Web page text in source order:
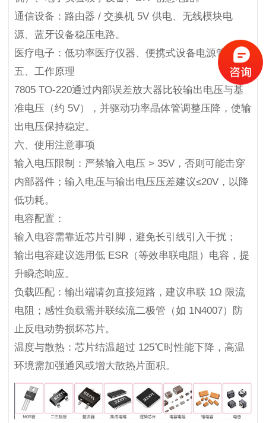
通信设备：路由器 / 交换机 5V 供电、无线模块电
源、蓝牙设备稳压电路。
医疗电子：低功率医疗仪器、便携式设备电源管理。
五、工作原理
7805 TO-220通过内部误差放大器比较输出电压与基
准电压（约 5V），并驱动功率晶体管调整压降，使输
出电压保持稳定。
六、使用注意事项
输入电压限制：严禁输入电压 > 35V，否则可能击穿
内部器件；输入电压与输出电压压差建议≤20V，以降
低功耗。
电容配置：
输入电容需靠近芯片引脚，避免长引线引入干扰；
输出电容建议选用低 ESR（等效串联电阻）电容，提
升瞬态响应。
负载匹配：输出端请勿直接短路，建议串联 1Ω 限流
电阻；感性负载需并联续流二极管（如 1N4007）防
止反电动势损坏芯片。
温度与散热：芯片结温超过 125℃时性能下降，高温
环境需加强通风或增大散热片面积。